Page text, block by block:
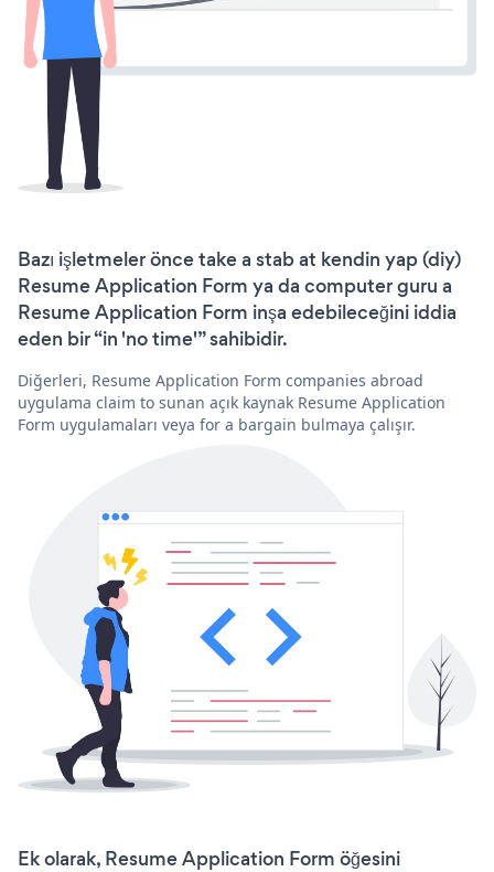
Bazı işletmeler önce take a stab at kendin yap (diy)
Resume Application Form ya da computer guru a
Resume Application Form inşa edebileceğini iddia
eden bir “in 'no time'” sahibidir.
Diğerleri, Resume Application Form companies abroad
uygulama claim to sunan açık kaynak Resume Application
Form uygulamaları veya for a bargain bulmaya çalışır.
Ek olarak, Resume Application Form öğesini